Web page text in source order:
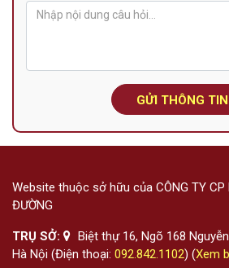
GỬI THÔNG TIN
Website thuộc sở hữu của CÔNG TY CP
ĐƯỜNG
TRỤ SỞ:
Biệt thự 16, Ngõ 168
Hà Nội (Điện thoại: 092.842.1102) (Xem